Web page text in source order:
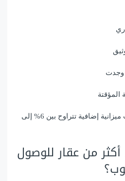
وجدت
المؤقتة
لذلك من الواقعي احتساب ميزانية إضافية تتراوح بين 6% إلى
من عقار للوصول